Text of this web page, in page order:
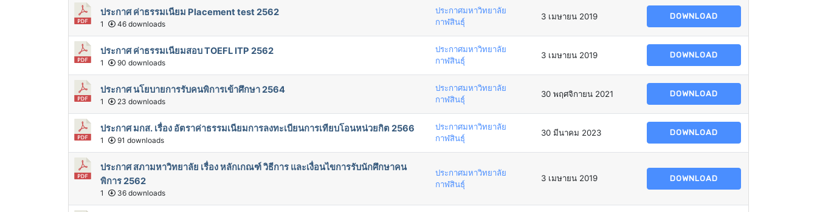
ประกาศ ค่าธรรมเนียม Placement test 2562
1 46 downloads
ประกาศมหาวิทยาลัย
กาฬสินธุ์
3 เมษายน 2019 DOWNLOAD
ประกาศ ค่าธรรมเนียมสอบ TOEFL ITP 2562
1 90 downloads
ประกาศมหาวิทยาลัย
กาฬสินธุ์
3 เมษายน 2019 DOWNLOAD
ประกาศ นโยบายการรับคนพิการเข้าศึกษา 2564
1 23 downloads
ประกาศมหาวิทยาลัย
กาฬสินธุ์
30 พฤศจิกายน 2021 DOWNLOAD
ประกาศ มกส. เรื่อง อัตราค่าธรรมเนียมการลงทะเบียนการเทียบโอนหน่วยกิต 2566
1 91 downloads
ประกาศมหาวิทยาลัย
กาฬสินธุ์
30 มีนาคม 2023 DOWNLOAD
ประกาศ สภามหาวิทยาลัย เรื่อง หลักเกณฑ์ วิธีการ และเงื่อนไขการรับนักศึกษาคน
พิการ 2562
1 36 downloads
ประกาศมหาวิทยาลัย
กาฬสินธุ์
3 เมษายน 2019 DOWNLOAD